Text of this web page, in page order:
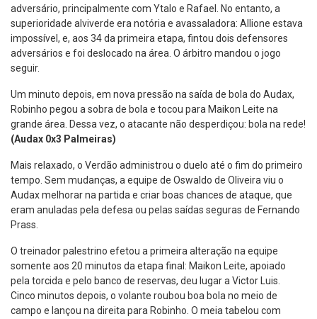
adversário, principalmente com Ytalo e Rafael. No entanto, a
superioridade alviverde era notória e avassaladora: Allione estava
impossível, e, aos 34 da primeira etapa, fintou dois defensores
adversários e foi deslocado na área. O árbitro mandou o jogo
seguir.
Um minuto depois, em nova pressão na saída de bola do Audax,
Robinho pegou a sobra de bola e tocou para Maikon Leite na
grande área. Dessa vez, o atacante não desperdiçou: bola na rede!
(Audax 0x3 Palmeiras)
Mais relaxado, o Verdão administrou o duelo até o fim do primeiro
tempo. Sem mudanças, a equipe de Oswaldo de Oliveira viu o
Audax melhorar na partida e criar boas chances de ataque, que
eram anuladas pela defesa ou pelas saídas seguras de Fernando
Prass.
O treinador palestrino efetou a primeira alteração na equipe
somente aos 20 minutos da etapa final: Maikon Leite, apoiado
pela torcida e pelo banco de reservas, deu lugar a Victor Luis.
Cinco minutos depois, o volante roubou boa bola no meio de
campo e lançou na direita para Robinho. O meia tabelou com